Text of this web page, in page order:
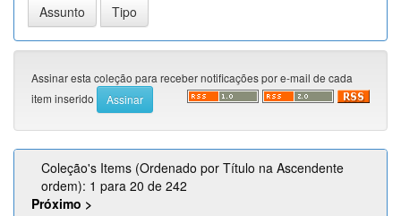
Assinar esta coleção para receber notificações por e-mail de cada
item inserido
Coleção's Items (Ordenado por Título na Ascendente
ordem): 1 para 20 de 242
Próximo >